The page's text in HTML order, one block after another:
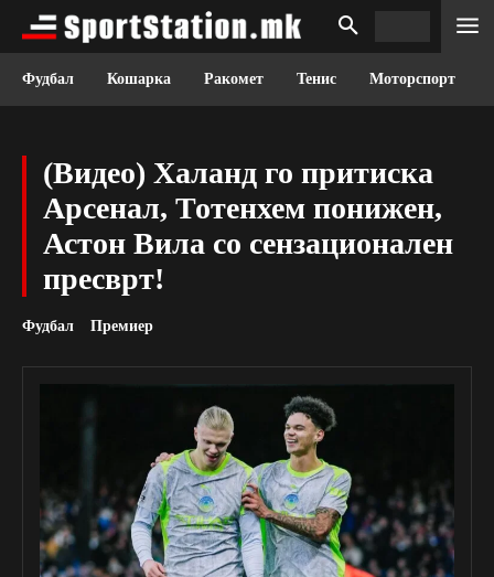
Фудбал Кошарка Ракомет Тенис Моторспорт
(Видео) Халанд го притиска
Арсенал, Тотенхем понижен,
Астон Вила со сензационален
пресврт!
Фудбал Премиер